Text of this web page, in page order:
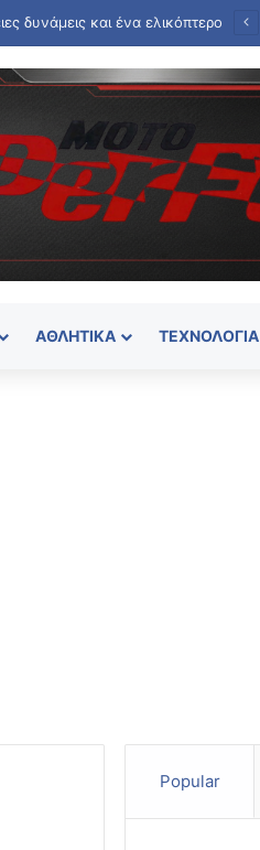
Ταϊλάνδη: Στους εννέα αυξήθηκε ο αριθμός των νεκρών από την αιματηρή επίθεση σε σχολείο
ΑΘΛΗΤΙΚΆ ΤΕΧΝΟΛΟΓΊΑ
Popular